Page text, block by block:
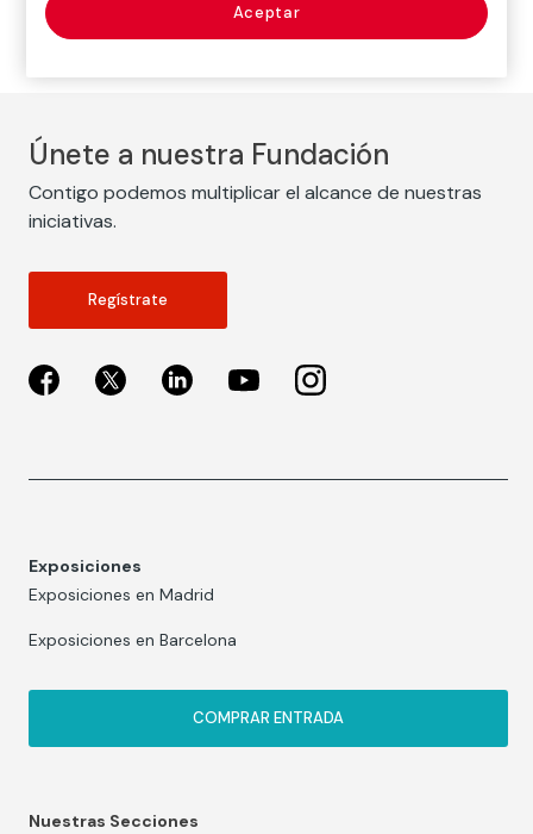
Únete a nuestra Fundación
Contigo podemos multiplicar el alcance de nuestras
iniciativas.
Regístrate
Exposiciones
Exposiciones en Madrid
Exposiciones en Barcelona
COMPRAR ENTRADA
Nuestras Secciones
Aceptar